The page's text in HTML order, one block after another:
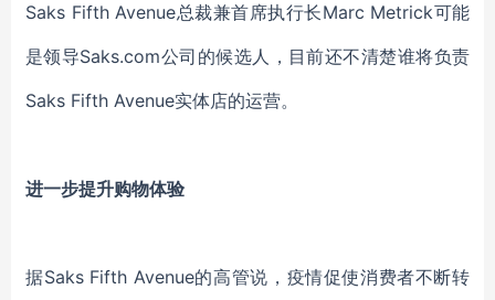
Saks Fifth Avenue总裁兼首席执行长Marc Metrick可能
是领导Saks.com公司的候选人 ， 目前还不清楚谁将负责
Saks Fifth Avenue实体店的运营。
进一步提升购物体验
据Saks Fifth Avenue的高管说， 疫情促使消费者不断转